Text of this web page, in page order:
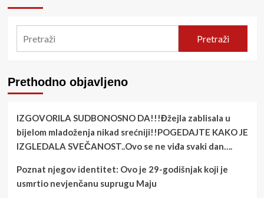
Pretraži
Prethodno objavljeno
IZGOVORILA SUDBONOSNO DA!!!Đžejla zablisala u
bijelom mladoženja nikad srećniji!!POGEDAJTE KAKO JE
IZGLEDALA SVEČANOST..Ovo se ne viđa svaki dan….
Poznat njegov identitet: Ovo je 29-godišnjak koji je
usmrtio nevjenčanu suprugu Maju